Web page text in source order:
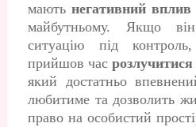
мають негативний вплив
майбутньому. Якщо
ситуацію під
прийшов час розлучитися
який достатньо
любитиме та дозволить
право на особистий